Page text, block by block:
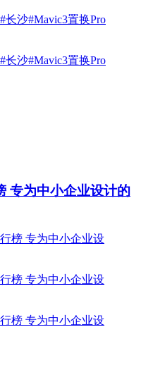
专为中小企业设计的